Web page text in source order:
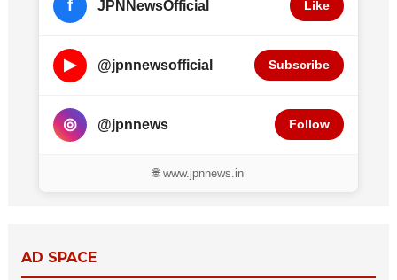
f JPNNewsOfficial Like
▶ @jpnnewsofficial Subscribe
◎ @jpnnews Follow
🌐 www.jpnnews.in
AD SPACE